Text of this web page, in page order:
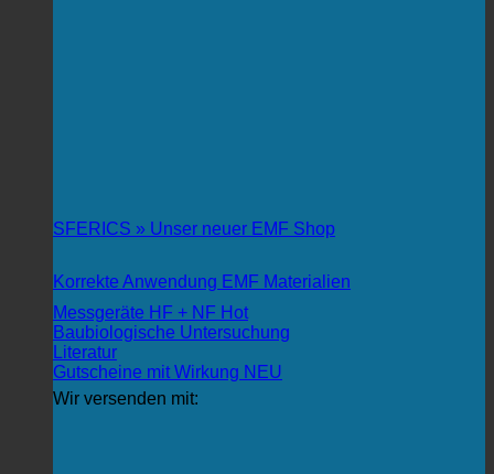
SFERICS » Unser neuer EMF Shop
Korrekte Anwendung EMF Materialien
Messgeräte HF + NF
Baubiologische Untersuchung
Literatur
Gutscheine mit Wirkung
Wir versenden mit: